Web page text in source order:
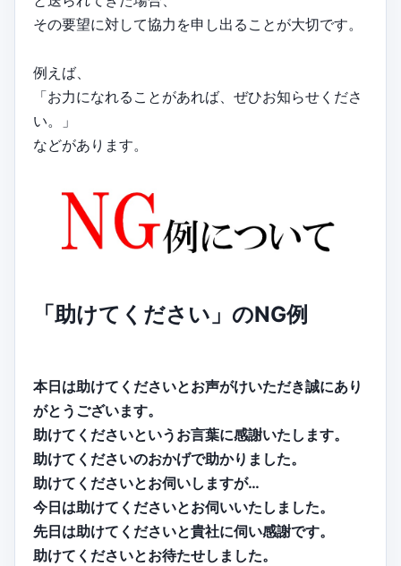
その要望に対して協力を申し出ることが大切です。
例えば、
「お力になれることがあれば、ぜひお知らせくださ
い。」
などがあります。
「助けてください」のNG例
本日は助けてくださいとお声がけいただき誠にあり
がとうございます。
助けてくださいというお言葉に感謝いたします。
助けてくださいのおかげで助かりました。
助けてくださいとお伺いしますが…
今日は助けてくださいとお伺いいたしました。
先日は助けてくださいと貴社に伺い感謝です。
助けてくださいとお待たせしました。